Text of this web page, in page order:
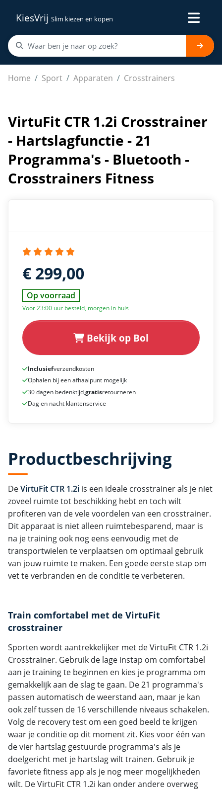
KiesVrij Slim kiezen en kopen
Home Sport Apparaten Crosstrainers
VirtuFit CTR 1.2i Crosstrainer - Hartslagfunctie - 21
VirtuFit CTR 1.2i Crosstrainer
- Hartslagfunctie - 21
Programma's - Bluetooth -
Crosstrainers Fitness
€ 299,00
Op voorraad
Voor 23:00 uur besteld, morgen in huis
Bekijk op Bol
Inclusiefverzendkosten
Ophalen bij een afhaalpunt mogelijk
30 dagen bedenktijd,gratisretourneren
Dag en nacht klantenservice
Productbeschrijving
DeVirtuFit CTR 1.2i is een ideale crosstrainer als je niet
zoveel ruimte tot beschikking hebt en toch wilt
profiteren van de vele voordelen van een crosstrainer.
Dit apparaat is niet alleen ruimtebesparend, maar is
na je training ook nog eens eenvoudig met de
transportwielen te verplaatsen om optimaal gebruik
van jouw ruimte te maken. Een goede eerste stap om
vet te verbranden en de conditie te verbeteren.
Train comfortabel met de VirtuFit
crosstrainer
Sporten wordt aantrekkelijker met de VirtuFit CTR 1.2i
Crosstrainer. Gebruik de lage instap om comfortabel
aan je training te beginnen en kies je programma om
gemakkelijk aan de slag te gaan. De 21 programma's
passen automatisch de weerstand aan, maar je kan
ook zelf tussen de 16 verschillende niveaus schakelen.
Volg de recovery test om een goed beeld te krijgen
waar je conditie op dit moment zit. Kies voor één van
de vier hartslag gestuurde programma's als je
doelgericht met je hartslag wilt trainen. Gebruik je
favoriete fitness app als je nog meer mogelijkheden
wilt. De VirtuFit CTR 1.2i kan onder andere overweg